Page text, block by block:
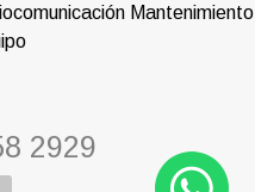
Mantenimiento
2929